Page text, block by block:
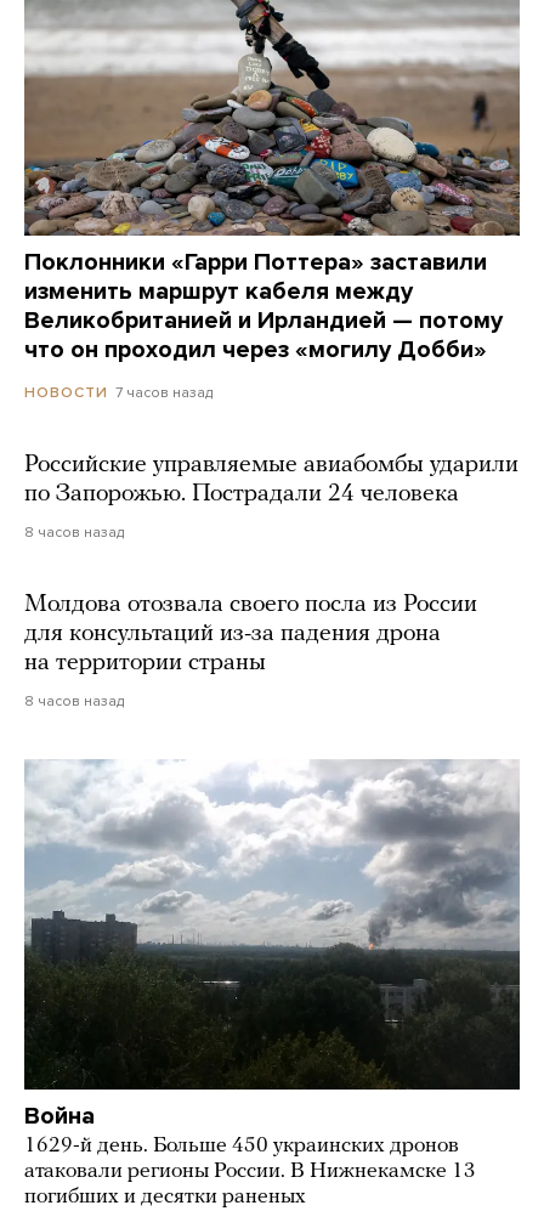
Поклонники «Гарри Поттера» заставили
изменить маршрут кабеля между
Великобританией и Ирландией — потому
что он проходил через «могилу Добби»
НОВОСТИ 7 часов назад
Российские управляемые авиабомбы ударили
по Запорожью. Пострадали 24 человека
8 часов назад
Молдова отозвала своего посла из России
для консультаций из-за падения дрона
на территории страны
8 часов назад
Война
1629-й день. Больше 450 украинских дронов
атаковали регионы России. В Нижнекамске 13
погибших и десятки раненых